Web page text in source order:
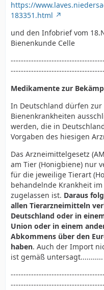
https://
183351.html
und den Infobrief vom
Bienenkunde Celle
Medikamente zur
In Deutschland dürfen zur
Bienenkrankheiten
werden, die in
Vorgaben des hiesigen
Das Arzneimittelgesetz
am Tier (Honigbiene) nur
für die jeweilige Tierart
behandelnde Krankheit
zugelassen ist. Daraus
allen Tierarzneimitteln
Deutschland oder in
Union oder in einem
Abkommens über den
haben. Auch der Import
ist gemäß untersagt...........